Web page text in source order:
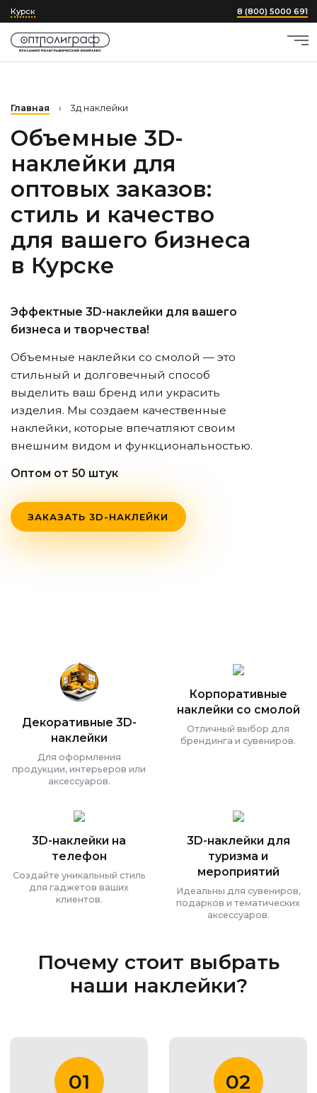
Курск 8 (800) 5000 691
Главная › 3д наклейки
Объемные 3D-
наклейки для
оптовых заказов:
стиль и качество
для вашего бизнеса
в Курске
Эффектные 3D-наклейки для вашего
бизнеса и творчества!
Объемные наклейки со смолой — это
стильный и долговечный способ
выделить ваш бренд или украсить
изделия. Мы создаем качественные
наклейки, которые впечатляют своим
внешним видом и функциональностью.
Оптом от 50 штук
ЗАКАЗАТЬ 3D-НАКЛЕЙКИ
Декоративные 3D-
наклейки
Для оформления
продукции, интерьеров или
аксессуаров.
Корпоративные
наклейки со смолой
Отличный выбор для
брендинга и сувениров.
3D-наклейки на
телефон
Создайте уникальный стиль
для гаджетов ваших
клиентов.
3D-наклейки для
туризма и
мероприятий
Идеальны для сувениров,
подарков и тематических
аксессуаров.
Почему стоит выбрать
наши наклейки?
01 02